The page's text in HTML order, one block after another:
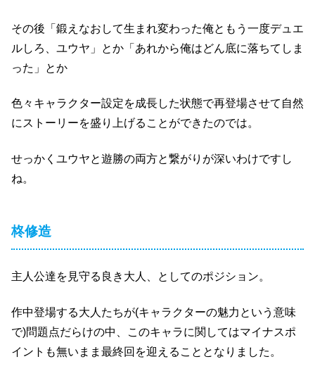
その後「鍛えなおして生まれ変わった俺ともう一度デュエ
ルしろ、ユウヤ」とか「あれから俺はどん底に落ちてしま
った」とか
色々キャラクター設定を成長した状態で再登場させて自然
にストーリーを盛り上げることができたのでは。
せっかくユウヤと遊勝の両方と繋がりが深いわけですし
ね。
柊修造
主人公達を見守る良き大人、としてのポジション。
作中登場する大人たちが(キャラクターの魅力という意味
で)問題点だらけの中、このキャラに関してはマイナスポ
イントも無いまま最終回を迎えることとなりました。